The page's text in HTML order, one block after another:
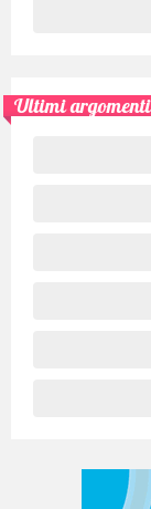
Ultimi